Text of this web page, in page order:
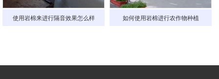
使用岩棉来进行隔音效果怎么样 如何使用岩棉进行农作物种植